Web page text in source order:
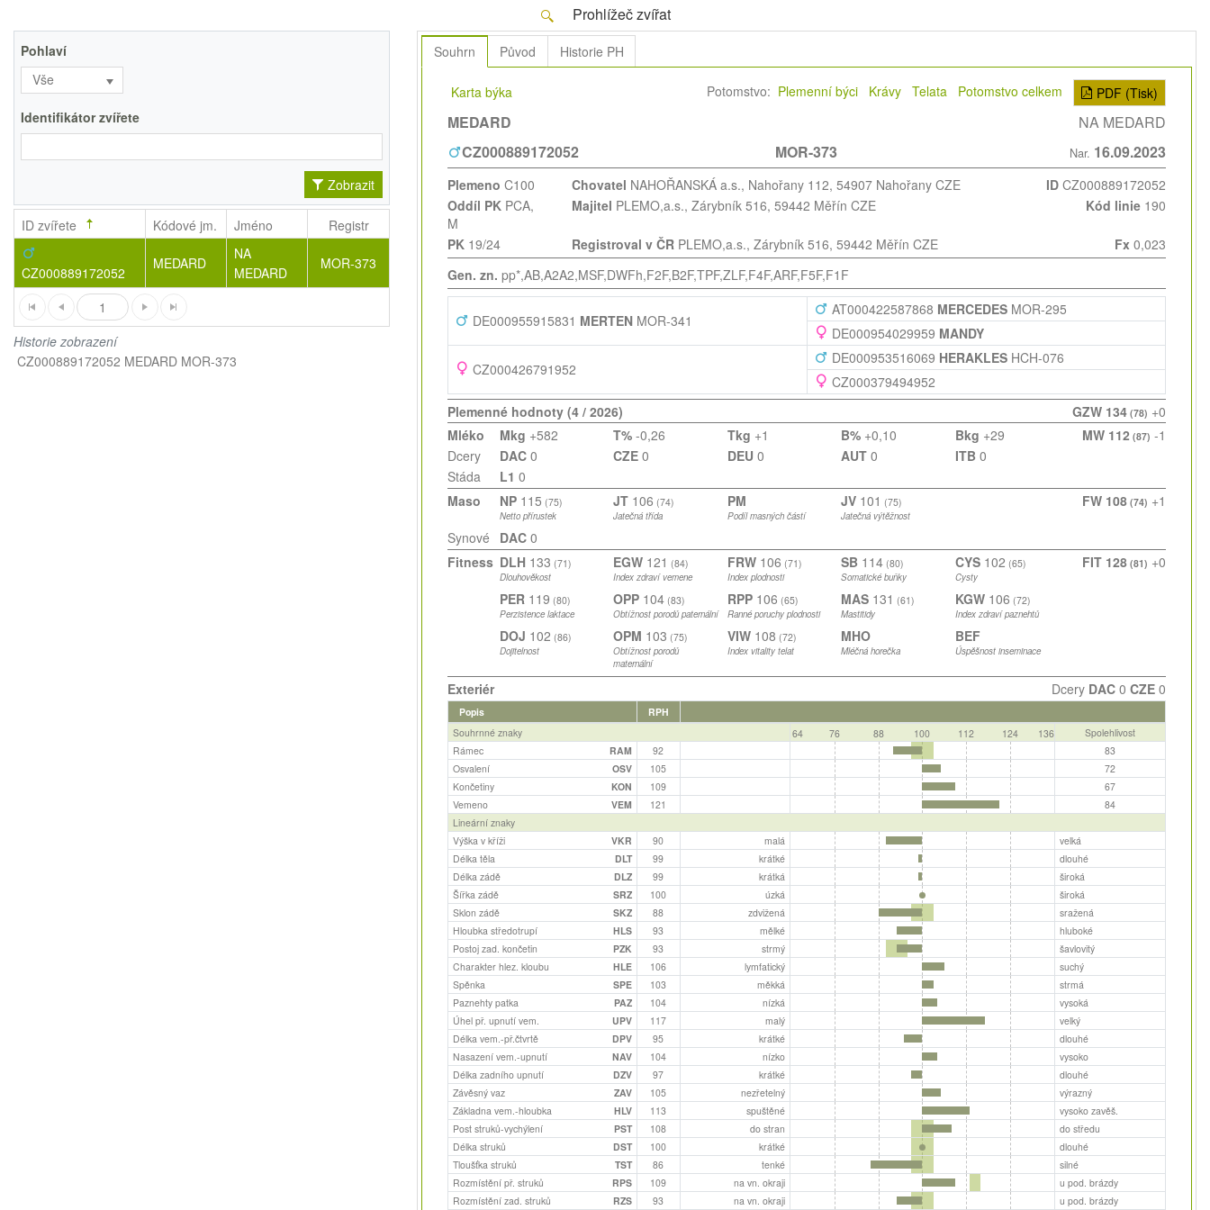
Prohlížeč zvířat
Pohlaví
Vše
Identifikátor zvířete
Zobrazit
ID zvířete Kódové jm. Jméno Registr
CZ000889172052
MEDARD
NA
MEDARD
MOR-373
1
Historie zobrazení
CZ000889172052 MEDARD MOR-373
Souhrn Původ Historie PH
Karta býka Potomstvo: Plemenní býci Krávy Telata Potomstvo celkem PDF (Tisk)
MEDARD
NA MEDARD
CZ000889172052
MOR-373 Nar. 16.09.2023
Plemeno C100 Chovatel NAHOŘANSKÁ a.s., Nahořany 112, 54907 Nahořany CZE ID CZ000889172052
Oddíl PKPCA,
M
Majitel PLEMO,a.s., Zárybník 516, 59442 Měřín CZE Kód linie 190
PK19/24 Registroval v ČRPLEMO,a.s., Zárybník 516, 59442 Měřín CZE Fx 0,023
Gen. zn. pp*,AB,A2A2,MSF,DWFh,F2F,B2F,TPF,ZLF,F4F,ARF,F5F,F1F
DE000955915831 MERTENMOR-341
AT000422587868 MERCEDESMOR-295
DE000954029959 MANDY
CZ000426791952
DE000953516069 HERAKLESHCH-076
CZ000379494952
Plemenné hodnoty (4 / 2026)
GZW 134 (78) +0
Mléko
MW 112 (87) -1
Mkg +582 T%-0,26 Tkg +1 B% +0,10 Bkg +29
Dcery
DAC 0 CZE0 DEU 0 AUT0 ITB0
Stáda
L1 0
Maso
FW 108 (74) +1
NP 115 (75)
Netto přírustek
JT 106 (74)
Jatečná třída
PM
Podíl masných částí
JV 101 (75)
Jatečná výtěžnost
Synové DAC 0
Fitness DLH 133 (71)
Dlouhověkost
EGW 121 (84)
Index zdraví vemene
FRW 106 (71)
Index plodnosti
SB 114 (80)
Somatické buňky
CYS 102 (65)
Cysty
FIT 128 (81) +0
PER 119 (80)
Perzistence laktace
OPP 104 (83)
Obtížnost porodů paternální
RPP 106 (65)
Ranné poruchy plodnosti
MAS 131 (61)
Mastitidy
KGW 106 (72)
Index zdraví paznehtů
DOJ 102 (86)
Dojitelnost
OPM 103 (75)
Obtížnost porodů
maternální
VIW 108 (72)
Index vitality telat
MHO
Mléčná horečka
BEF
Úspěšnost inseminace
Exteriér Dcery DAC0 CZE0
Popis
RPH
Souhrnné znaky
64 76 88 100 112 124 136
Spolehlivost
Rámec
RAM 92
83
Osvalení
OSV 105
72
Končetiny
KON 109
67
Vemeno
VEM 121
84
Lineární znaky
Výška v kříži
VKR 90 malá
velká
Délka těla
DLT 99 krátké
dlouhé
Délka zádě
DLZ 99 krátká
široká
Šířka zádě
SRZ 100 úzká
široká
Sklon zádě
SKZ 88 zdvižená
sražená
Hloubka středotrupí
HLS 93 mělké
hluboké
Postoj zad. končetin
PZK 93 strmý
šavlovitý
Charakter hlez. kloubu
HLE 106 lymfatický
suchý
Spěnka
SPE 103 měkká
strmá
Paznehty patka
PAZ 104 nízká
vysoká
Úhel př. upnutí vem.
UPV 117 malý
velký
Délka vem.-př.čtvrtě
DPV 95 krátké
dlouhé
Nasazení vem.-upnutí
NAV 104 nízko
vysoko
Délka zadního upnutí
DZV 97 krátké
dlouhé
Závěsný vaz
ZAV 105 nezřetelný
výrazný
Základna vem.-hloubka
HLV 113 spuštěné
vysoko zavěš.
Post struků-vychýlení
PST 108 do stran
do středu
Délka struků
DST 100 krátké
dlouhé
Tloušťka struků
TST 86 tenké
silné
Rozmístění př. struků
RPS 109 na vn. okraji
u pod. brázdy
Rozmístění zad. struků
RZS 93 na vn. okraji
u pod. brázdy